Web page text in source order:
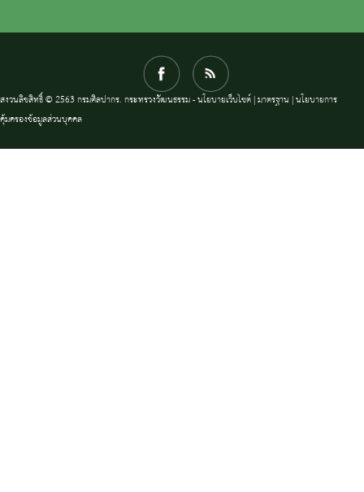
สงวนลิขสิทธิ์ © 2563 กรมศิลปากร. กระทรวงวัฒนธรรม -นโยบายเว็บไซต์|มาตรฐาน |นโยบายการ
คุ้มครองข้อมูลส่วนบุคคล